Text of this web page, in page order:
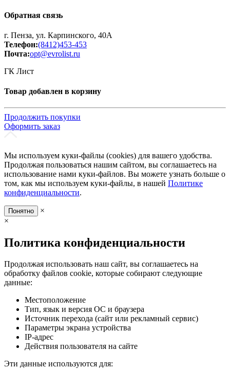
Обратная связь
г. Пенза, ул. Карпинского, 40А
Телефон:(8412)453-453
Почта:opt@evrolist.ru
ГК Лист
Товар добавлен в корзину
Продолжить покупки
Оформить заказ
Мы используем куки-файлы (cookies) для вашего удобства.
Продолжая пользоваться нашим сайтом, вы соглашаетесь на
использование нами куки-файлов. Вы можете узнать больше о
том, как мы используем куки-файлы, в нашей Политике
конфиденциальности.
Понятно
×
×
Политика конфиденциальности
Продолжая использовать наш сайт, вы соглашаетесь на
обработку файлов cookie, которые собирают следующие
данные:
Местоположение
Тип, язык и версия ОС и браузера
Источник перехода (сайт или рекламный сервис)
Параметры экрана устройства
IP-адрес
Действия пользователя на сайте
Эти данные используются для: